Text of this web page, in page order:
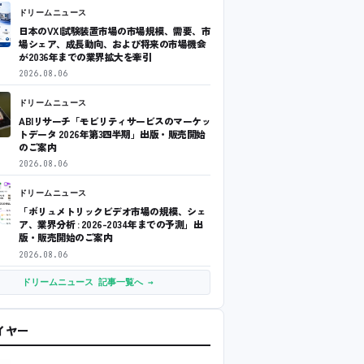
ドリームニュース
日本のVXI試験装置市場の市場規模、需要、市
場シェア、成長動向、および将来の市場機会
が2036年までの業界拡大を牽引
2026.08.06
ドリームニュース
ABIリサーチ「モビリティサービスのマーケッ
トデータ 2026年第3四半期」出版・販売開始
のご案内
2026.08.06
ドリームニュース
「ボリュメトリックビデオ市場の規模、シェ
ア、業界分析 : 2026-2034年までの予測」出
版・販売開始のご案内
2026.08.06
ドリームニュース 記事一覧へ →
ヤー